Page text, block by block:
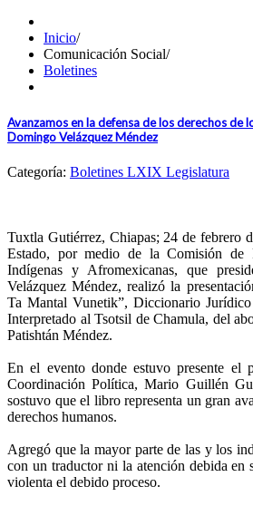
Inicio/
Comunicación Social/
Boletines
Avanzamos en la defensa de los derechos de
Domingo Velázquez Méndez
Categoría: Boletines LXIX Legislatura
Tuxtla Gutiérrez, Chiapas; 24 de febrero
Estado, por medio de la Comisión de
Indígenas y Afromexicanas, que
Velázquez Méndez, realizó la
Ta Mantal Vunetik”, Diccionario
Interpretado al Tsotsil de Chamula, del
Patishtán Méndez.
En el evento donde estuvo presente el
Coordinación Política, Mario Guillén
sostuvo que el libro representa un gran
derechos humanos.
Agregó que la mayor parte de las y los
con un traductor ni la atención debida en
violenta el debido proceso.